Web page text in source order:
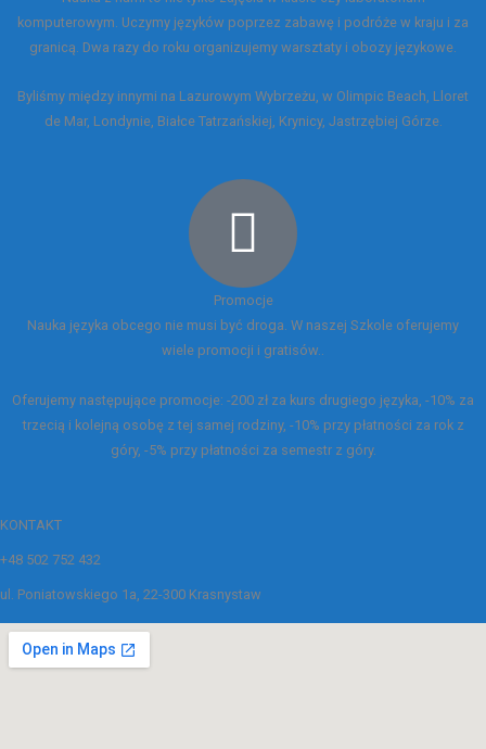
komputerowym. Uczymy języków poprzez zabawę i podróże w kraju i za
granicą. Dwa razy do roku organizujemy warsztaty i obozy językowe.
Byliśmy między innymi na Lazurowym Wybrzeżu, w Olimpic Beach, Lloret
de Mar, Londynie, Białce Tatrzańskiej, Krynicy, Jastrzębiej Górze.
Promocje
Nauka języka obcego nie musi być droga. W naszej Szkole oferujemy
wiele promocji i gratisów..
Oferujemy następujące promocje: -200 zł za kurs drugiego języka, -10% za
trzecią i kolejną osobę z tej samej rodziny, -10% przy płatności za rok z
góry, -5% przy płatności za semestr z góry.
KONTAKT
+48 502 752 432
ul. Poniatowskiego 1a, 22-300 Krasnystaw